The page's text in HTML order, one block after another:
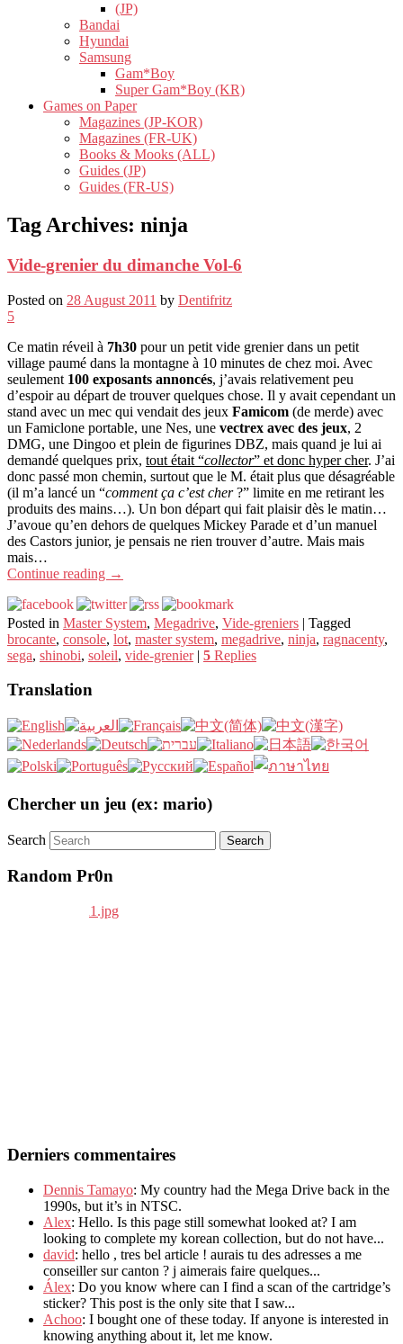
(JP)
Bandai
Hyundai
Samsung
Gam*Boy
Super Gam*Boy (KR)
Games on Paper
Magazines (JP-KOR)
Magazines (FR-UK)
Books & Mooks (ALL)
Guides (JP)
Guides (FR-US)
Tag Archives: ninja
Vide-grenier du dimanche Vol-6
Posted on 28 August 2011 by Dentifritz
5
Ce matin réveil à 7h30 pour un petit vide grenier dans un petit
village paumé dans la montagne à 10 minutes de chez moi. Avec
seulement 100 exposants annoncés, j’avais relativement peu
d’espoir au départ de trouver quelques chose. Il y avait cependant un
stand avec un mec qui vendait des jeux Famicom (de merde) avec
un Famiclone portable, une Nes, une vectrex avec des jeux, 2
DMG, une Dingoo et plein de figurines DBZ, mais quand je lui ai
demandé quelques prix, tout était “collector” et donc hyper cher. J’ai
donc passé mon chemin, surtout que le M. était plus que désagréable
(il m’a lancé un “comment ça c’est cher?” limite en me retirant les
produits des mains…). Un bon départ qui fait plaisir dès le matin…
J’avoue qu’en dehors de quelques Mickey Parade et d’un manuel
des Castors junior, je pensais ne rien trouver d’autre. Mais mais
mais…
Continue reading →
Posted in Master System, Megadrive, Vide-greniers | Tagged
brocante, console, lot, master system, megadrive, ninja, ragnacenty,
sega, shinobi, soleil, vide-grenier | 5 Replies
Translation
Chercher un jeu (ex: mario)
Search
Random Pr0n
Derniers commentaires
Dennis Tamayo: My country had the Mega Drive back in the
1990s, but it’s in NTSC.
Alex: Hello. Is this page still somewhat looked at? I am
looking to complete my korean collection, but do not have...
david: hello , tres bel article ! aurais tu des adresses a me
conseiller sur canton ? j aimerais faire quelques...
Álex: Do you know where can I find a scan of the cartridge’s
sticker? This post is the only site that I saw...
Achoo: I bought one of these today. If anyone is interested in
knowing anything about it, let me know.